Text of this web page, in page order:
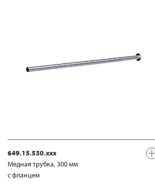
649.15.530.xxx
Медная трубка, 300 мм
с фланцем